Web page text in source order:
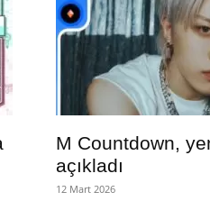
M Countdown,
açıkladı
12 Mart 2026